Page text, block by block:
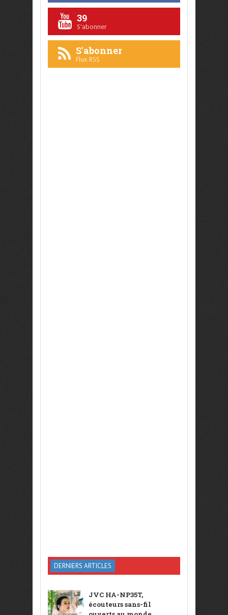
39
S'abonner
S'abonner
Flux RSS
DERNIERS ARTICLES
JVC HA-NP35T,
écouteurs sans-fil